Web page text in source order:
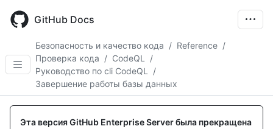
main
GitHub Docs
Безопасность и качество кода / Reference /
Проверка кода / CodeQL
/
Руководство по cli CodeQL
/
Завершение работы базы данных
Эта версия GitHub Enterprise Server была прекращена